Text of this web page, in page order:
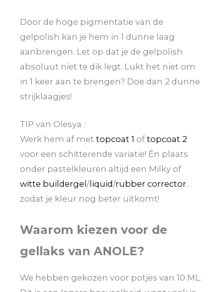
Door de hoge pigmentatie van de
gelpolish kan je hem in 1 dunne laag
aanbrengen. Let op dat je de gelpolish
absoluut niet te dik legt. Lukt het niet om
in 1 keer aan te brengen? Doe dan 2 dunne
strijklaagjes!
TIP van Olesya :
Werk hem af met topcoat 1 of topcoat 2
voor een schitterende variatie! Én plaats
onder pastelkleuren altijd een Milky of
witte buildergel / liquid/rubber corrector…
zodat je kleur nog beter uitkomt!
Waarom kiezen voor de
gellaks van ANOLE?
We hebben gekozen voor potjes van 10 ML.